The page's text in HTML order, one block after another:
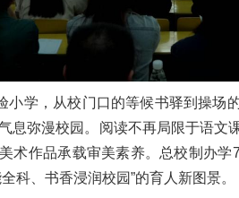
小学，从校门口的等候书驿到操场
息弥漫校园。阅读不再局限于语文
术作品承载审美素养。总校制办
科、书香浸润校园”的育人新图景。